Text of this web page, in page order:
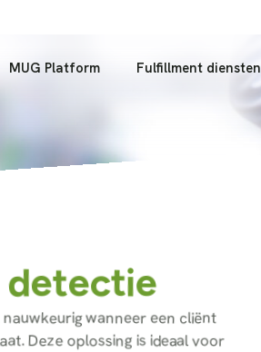
MUG Platform Fulfillment diensten
detectie
wanneer een cliënt
Deze oplossing is ideaal voor